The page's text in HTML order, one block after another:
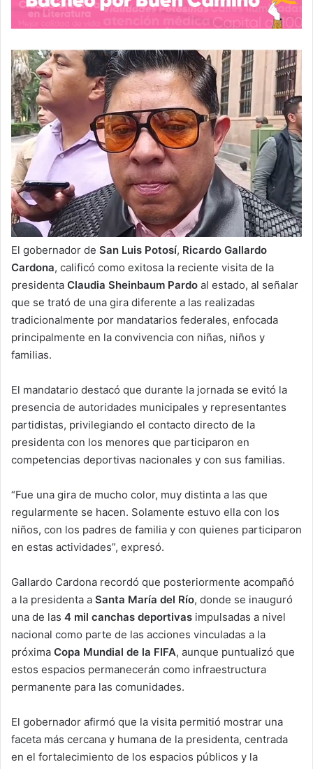
El gobernador de San Luis Potosí, Ricardo Gallardo
Cardona, calificó como exitosa la reciente visita de la
presidenta Claudia Sheinbaum Pardo al estado, al señalar
que se trató de una gira diferente a las realizadas
tradicionalmente por mandatarios federales, enfocada
principalmente en la convivencia con niñas, niños y
familias.
El mandatario destacó que durante la jornada se evitó la
presencia de autoridades municipales y representantes
partidistas, privilegiando el contacto directo de la
presidenta con los menores que participaron en
competencias deportivas nacionales y con sus familias.
“Fue una gira de mucho color, muy distinta a las que
regularmente se hacen. Solamente estuvo ella con los
niños, con los padres de familia y con quienes participaron
en estas actividades”, expresó.
Gallardo Cardona recordó que posteriormente acompañó
a la presidenta a Santa María del Río, donde se inauguró
una de las 4 mil canchas deportivas impulsadas a nivel
nacional como parte de las acciones vinculadas a la
próxima Copa Mundial de la FIFA, aunque puntualizó que
estos espacios permanecerán como infraestructura
permanente para las comunidades.
El gobernador afirmó que la visita permitió mostrar una
faceta más cercana y humana de la presidenta, centrada
en el fortalecimiento de los espacios públicos y la